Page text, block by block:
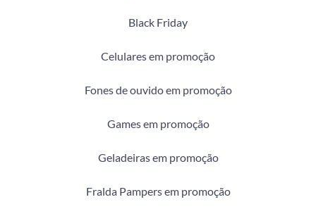
Black Friday
Celulares em promoção
Fones de ouvido em promoção
Games em promoção
Geladeiras em promoção
Fralda Pampers em promoção